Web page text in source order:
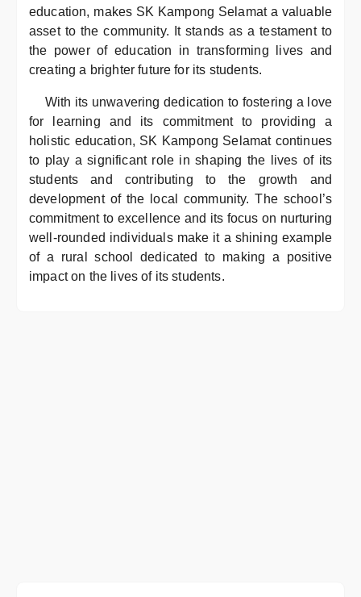
education, makes SK Kampong Selamat a valuable
asset to the community. It stands as a testament to
the power of education in transforming lives and
creating a brighter future for its students.
With its unwavering dedication to fostering a love
for learning and its commitment to providing a
holistic education, SK Kampong Selamat continues
to play a significant role in shaping the lives of its
students and contributing to the growth and
development of the local community. The school’s
commitment to excellence and its focus on nurturing
well-rounded individuals make it a shining example
of a rural school dedicated to making a positive
impact on the lives of its students.